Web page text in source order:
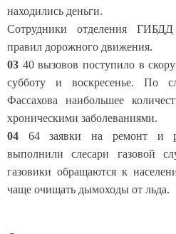
находились деньги.
Сотрудники отделения
правил дорожного движения.
03 40 вызовов поступило в
субботу и воскресенье. По
Фассахова наибольшее
хроническими заболеваниями.
04 64 заявки на ремонт и
выполнили слесари газовой
газовики обращаются к
чаще очищать дымоходы от льда.